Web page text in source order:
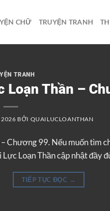
CHỮ TRUYỆN TRANH
TRANH
Loạn Thần –
2026 BỞI QUAILUCLOANTHAN
Chương 99. Nếu muốn tìm
Loạn Thần cập nhật đầy
TIẾP TỤC ĐỌC →